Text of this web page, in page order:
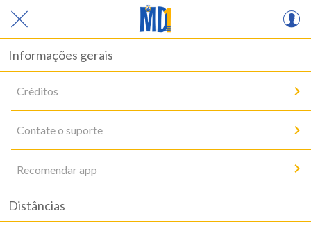
Informações gerais
Créditos
Contate o suporte
Recomendar app
Distâncias